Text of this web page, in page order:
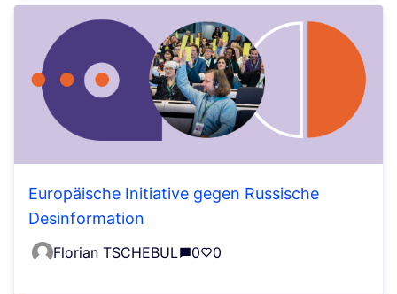
Europäische Initiative gegen Russische
Desinformation
Florian TSCHEBUL 0 0